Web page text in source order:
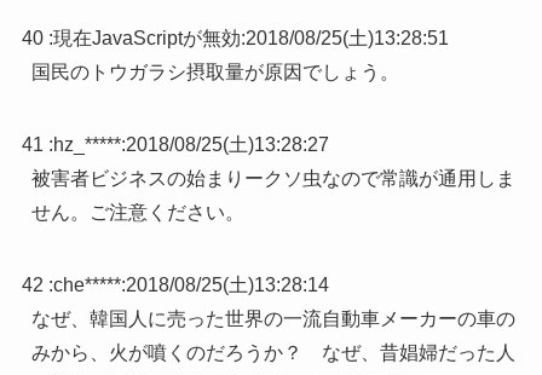
40 :現在JavaScriptが無効:2018/08/25(土)13:28:51
国民のトウガラシ摂取量が原因でしょう。
41 :hz_*****:2018/08/25(土)13:28:27
被害者ビジネスの始まりークソ虫なので常識が通用しま
せん。ご注意ください。
42 :che*****:2018/08/25(土)13:28:14
なぜ、韓国人に売った世界の一流自動車メーカーの車の
みから、火が噴くのだろうか？ なぜ、昔娼婦だった人